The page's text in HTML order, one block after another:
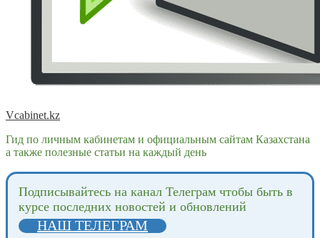
Vcabinet.kz
Гид по личным кабинетам и официальным сайтам Казахстана
а также полезные статьи на каждый день
Подпиcывайтесь на канал Телеграм чтобы быть в
курсе последних новостей и обновлений
НАШ ТЕЛЕГРАМ